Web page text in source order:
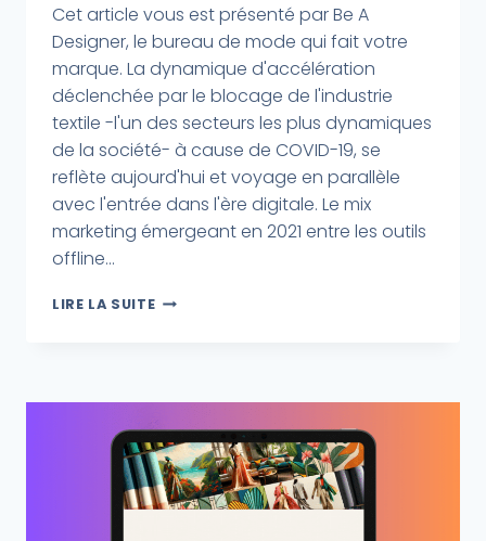
Cet article vous est présenté par Be A
Designer, le bureau de mode qui fait votre
marque. La dynamique d'accélération
déclenchée par le blocage de l'industrie
textile -l'un des secteurs les plus dynamiques
de la société- à cause de COVID-19, se
reflète aujourd'hui et voyage en parallèle
avec l'entrée dans l'ère digitale. Le mix
marketing émergeant en 2021 entre les outils
offline...
LIRE LA SUITE